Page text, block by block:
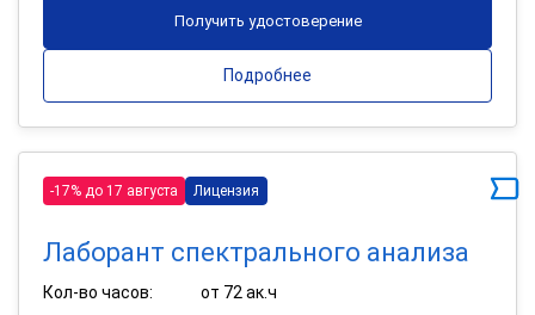
Получить удостоверение
Подробнее
-17% до 17 августа Лицензия
Лаборант спектрального анализа
Кол-во часов:
от 72 ак.ч